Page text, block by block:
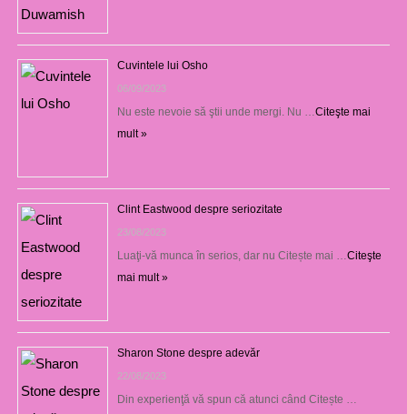
Cuvintele lui Osho
06/09/2023
Nu este nevoie să ştii unde mergi. Nu …Citeşte mai
mult »
Clint Eastwood despre seriozitate
23/08/2023
Luaţi-vă munca în serios, dar nu Citește mai …Citeşte
mai mult »
Sharon Stone despre adevăr
22/08/2023
Din experienţă vă spun că atunci când Citește …